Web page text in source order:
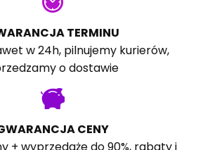
TERMINU
w 24h, pilnujemy kurierów,
o dostawie
CENY
+ wyprzedaże do 90%, rabaty i